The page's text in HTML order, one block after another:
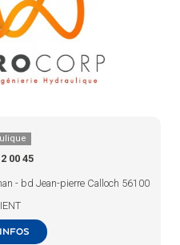
00 45
- bd Jean-pierre Calloch 56100